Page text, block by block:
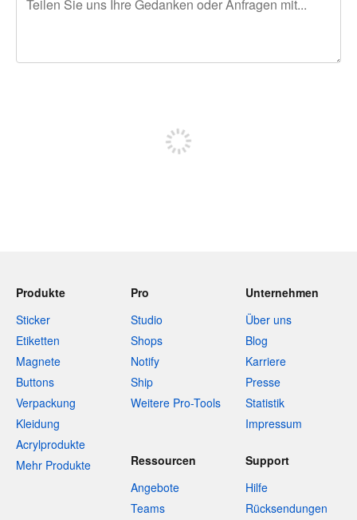
Produkte
Sticker
Etiketten
Magnete
Buttons
Verpackung
Kleidung
Acrylprodukte
Mehr Produkte
Pro
Studio
Shops
Notify
Ship
Weitere Pro-Tools
Unternehmen
Über uns
Blog
Karriere
Presse
Statistik
Impressum
Ressourcen
Angebote
Teams
Support
Hilfe
Rücksendungen